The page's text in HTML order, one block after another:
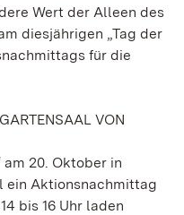
Wert der Alleen des
diesjährigen „Tag der
für die
VON
am 20. Oktober in
ein Aktionsnachmittag
bis 16 Uhr laden